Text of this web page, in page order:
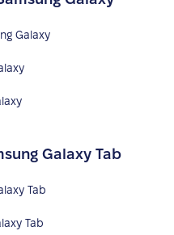
Galaxy
Galaxy Tab
Tab
Tab